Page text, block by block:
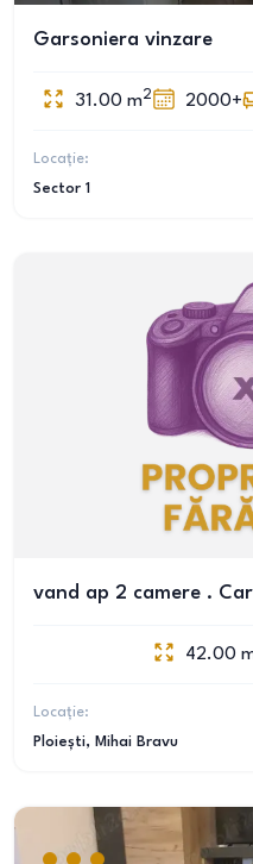
Garsoniera vinzare
31.00 m2 2000+
Locație:
Sector 1
vand ap 2 camere .
42.00
Locație:
Ploiești, Mihai Bravu